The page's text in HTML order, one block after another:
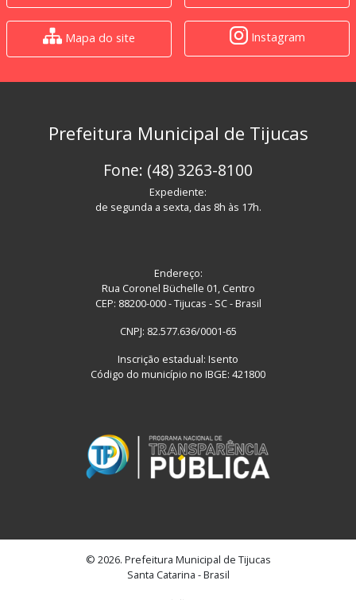
Mapa do site Instagram
Prefeitura Municipal de Tijucas
Fone: (48) 3263-8100
Expediente:
de segunda a sexta, das 8h às 17h.
Endereço:
Rua Coronel Büchelle 01, Centro
CEP: 88200-000 - Tijucas - SC - Brasil
CNPJ: 82.577.636/0001-65
Inscrição estadual: Isento
Código do município no IBGE: 421800
© 2026. Prefeitura Municipal de Tijucas
Santa Catarina - Brasil